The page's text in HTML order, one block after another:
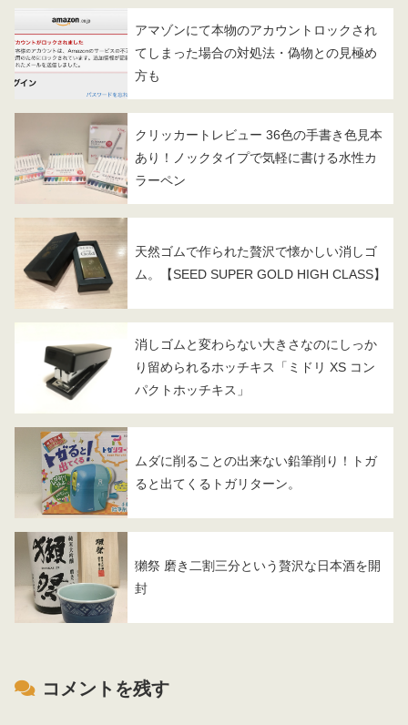
アマゾンにて本物のアカウントロックされ
てしまった場合の対処法・偽物との見極め
方も
クリッカートレビュー 36色の手書き色見本
あり！ノックタイプで気軽に書ける水性カ
ラーペン
天然ゴムで作られた贅沢で懐かしい消しゴ
ム。【SEED SUPER GOLD HIGH CLASS】
消しゴムと変わらない大きさなのにしっか
り留められるホッチキス「ミドリ XS コン
パクトホッチキス」
ムダに削ることの出来ない鉛筆削り！トガ
ると出てくるトガリターン。
獺祭 磨き二割三分という贅沢な日本酒を開
封
コメントを残す